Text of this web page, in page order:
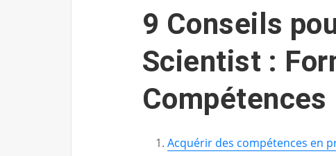
9 Conseils
Scientist :
Acquérir des compétences en